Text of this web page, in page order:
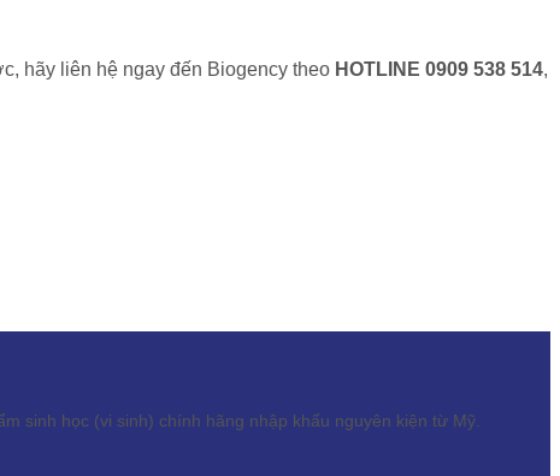
hãy liên hệ ngay đến Biogency theo HOTLINE 0909 538 514,
sinh học (vi sinh) chính hãng nhập khẩu nguyên kiện từ Mỹ.